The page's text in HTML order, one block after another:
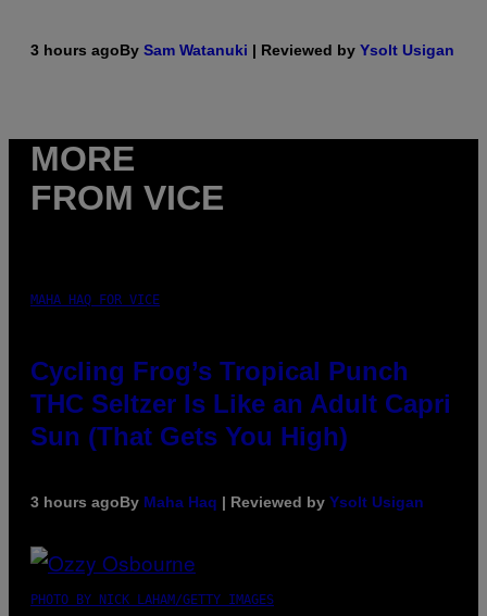
3 hours agoBy Sam Watanuki | Reviewed by Ysolt Usigan
MORE
FROM VICE
MAHA HAQ FOR VICE
Cycling Frog’s Tropical Punch
THC Seltzer Is Like an Adult Capri
Sun (That Gets You High)
3 hours agoBy Maha Haq | Reviewed by Ysolt Usigan
PHOTO BY NICK LAHAM/GETTY IMAGES